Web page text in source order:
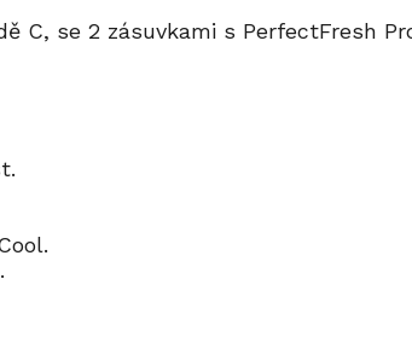
C, se 2 zásuvkami s PerfectFresh